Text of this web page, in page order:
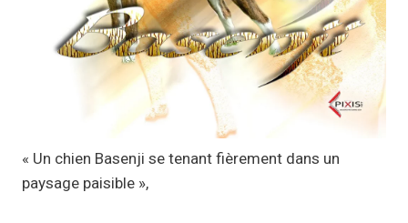
7
€
1
,
« Un chien Basenji se tenant fièrement dans un
paysage paisible »,